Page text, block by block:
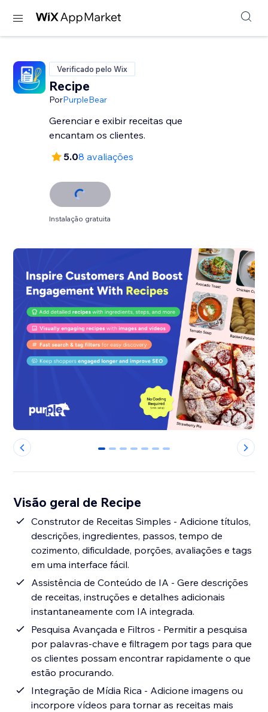
Verificado pelo Wix
Recipe
PorPurpleBear
Gerenciar e exibir receitas que
encantam os clientes.
5.08 avaliações
Instalação gratuita
0 1 2 3 4 5 6
Visão geral de Recipe
Construtor de Receitas Simples - Adicione títulos,
descrições, ingredientes, passos, tempo de
cozimento, dificuldade, porções, avaliações e tags
em uma interface fácil.
Assistência de Conteúdo de IA - Gere descrições
de receitas, instruções e detalhes adicionais
instantaneamente com IA integrada.
Pesquisa Avançada e Filtros - Permitir a pesquisa
por palavras-chave e filtragem por tags para que
os clientes possam encontrar rapidamente o que
estão procurando.
Integração de Mídia Rica - Adicione imagens ou
incorpore vídeos para tornar as receitas mais